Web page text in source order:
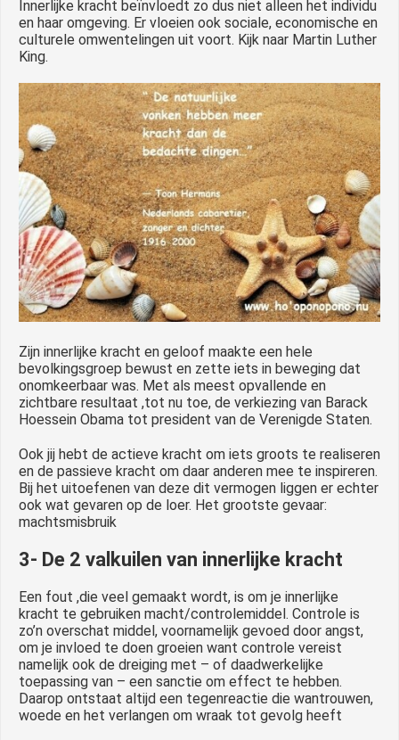
Innerlijke kracht beïnvloedt zo dus niet alleen het individu
en haar omgeving. Er vloeien ook sociale, economische en
culturele omwentelingen uit voort. Kijk naar Martin Luther
King.
Zijn innerlijke kracht en geloof maakte een hele
bevolkingsgroep bewust en zette iets in beweging dat
onomkeerbaar was. Met als meest opvallende en
zichtbare resultaat ,tot nu toe, de verkiezing van Barack
Hoessein Obama tot president van de Verenigde Staten.
Ook jij hebt de actieve kracht om iets groots te realiseren
en de passieve kracht om daar anderen mee te inspireren.
Bij het uitoefenen van deze dit vermogen liggen er echter
ook wat gevaren op de loer. Het grootste gevaar:
machtsmisbruik
3- De 2 valkuilen van innerlijke kracht
Een fout ,die veel gemaakt wordt, is om je innerlijke
kracht te gebruiken macht/controlemiddel. Controle is
zo’n overschat middel, voornamelijk gevoed door angst,
om je invloed te doen groeien want controle vereist
namelijk ook de dreiging met – of daadwerkelijke
toepassing van – een sanctie om effect te hebben.
Daarop ontstaat altijd een tegenreactie die wantrouwen,
woede en het verlangen om wraak tot gevolg heeft